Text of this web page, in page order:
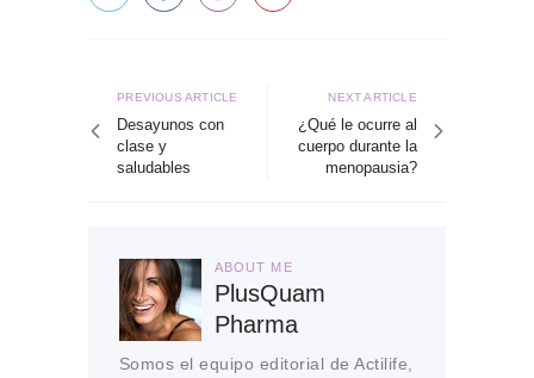
de
entradas
Previous
article
PREVIOUS ARTICLE
Desayunos con
clase y
saludables
Next
article
NEXT ARTICLE
¿Qué le ocurre al
cuerpo durante la
menopausia?
ABOUT ME
PlusQuam
Pharma
Somos el equipo editorial de Actilife,